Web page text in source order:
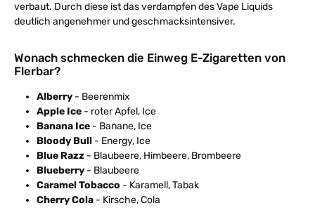
verbaut. Durch diese ist das verdampfen des Vape Liquids
deutlich angenehmer und geschmacksintensiver.
Wonach schmecken die Einweg E-Zigaretten von
Flerbar?
Alberry - Beerenmix
Apple Ice - roter Apfel, Ice
Banana Ice - Banane, Ice
Bloody Bull - Energy, Ice
Blue Razz - Blaubeere, Himbeere, Brombeere
Blueberry - Blaubeere
Caramel Tobacco - Karamell, Tabak
Cherry Cola - Kirsche, Cola